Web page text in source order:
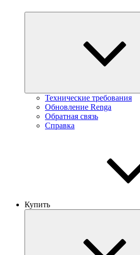
Технические требования
Обновление Renga
Обратная связь
Справка
Купить